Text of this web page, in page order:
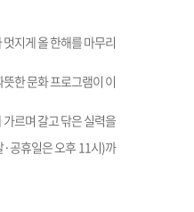
지게 올 한해를 마무리
한 문화 프로그램이 이
르며 갈고 닦은 실력을
공휴일은 오후 11시)까